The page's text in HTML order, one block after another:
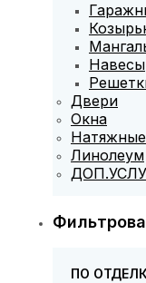
Навесы
Двери
Окна
Линолеум
ПО